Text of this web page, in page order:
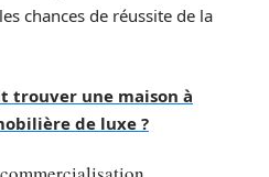
chances de réussite de la
trouver une maison à
de luxe ?